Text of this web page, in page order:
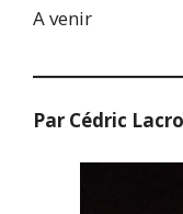
A venir
Par Cédric